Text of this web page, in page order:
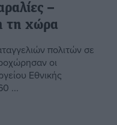
–
τη χώρα
πολιτών σε
οι
Εθνικής
...